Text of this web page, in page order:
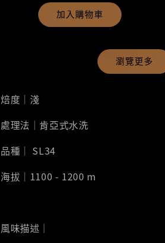
加入購物車
瀏覽更多
焙度｜淺
處理法｜肯亞式水洗
品種｜ SL34
海拔｜1100 - 1200 m
風味描述｜